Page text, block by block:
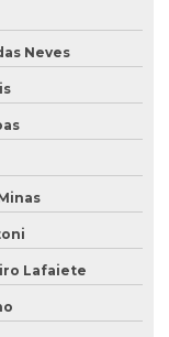
Neves
Lafaiete